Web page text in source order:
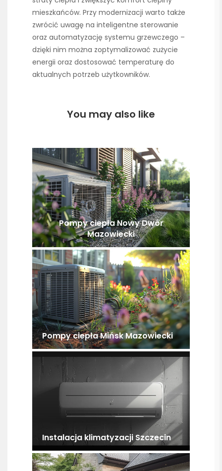
mieszkańców. Przy modernizacji warto także
zwrócić uwagę na inteligentne sterowanie
oraz automatyzację systemu grzewczego –
dzięki nim można zoptymalizować zużycie
energii oraz dostosować temperaturę do
aktualnych potrzeb użytkowników.
You may also like
Pompy ciepła Nowy Dwór
Mazowiecki
Pompy ciepła Mińsk Mazowiecki
Instalacja klimatyzacji Szczecin